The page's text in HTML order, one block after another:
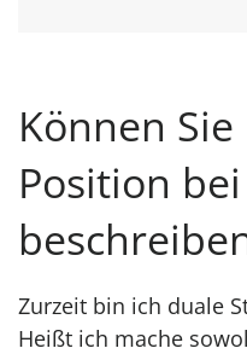
Können
Position
Zurzeit bin ich duale
Heißt ich mache